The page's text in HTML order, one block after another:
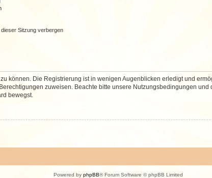
Sitzung verbergen
können. Die Registrierung ist in wenigen Augenblicken erledigt und
zuweisen. Beachte bitte unsere Nutzungsbedingungen
bewegst.
Powered by phpBB® Forum Software © phpBB Limited